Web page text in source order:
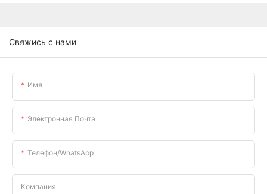
Свяжись с нами
Имя
Электронная Почта
Телефон/WhatsApp
Компания